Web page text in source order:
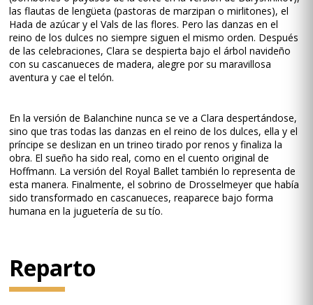
las flautas de lengüeta (pastoras de marzipan o mirlitones), el
Hada de azúcar y el Vals de las flores. Pero las danzas en el
reino de los dulces no siempre siguen el mismo orden. Después
de las celebraciones, Clara se despierta bajo el árbol navideño
con su cascanueces de madera, alegre por su maravillosa
aventura y cae el telón.
En la versión de Balanchine nunca se ve a Clara despertándose,
sino que tras todas las danzas en el reino de los dulces, ella y el
príncipe se deslizan en un trineo tirado por renos y finaliza la
obra. El sueño ha sido real, como en el cuento original de
Hoffmann. La versión del Royal Ballet también lo representa de
esta manera. Finalmente, el sobrino de Drosselmeyer que había
sido transformado en cascanueces, reaparece bajo forma
humana en la juguetería de su tío.
Reparto